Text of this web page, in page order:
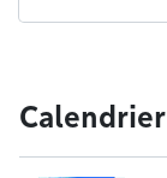
Calendrier